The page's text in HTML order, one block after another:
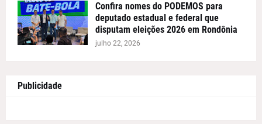
Confira nomes do PODEMOS para
deputado estadual e federal que
disputam eleições 2026 em Rondônia
julho 22, 2026
Publicidade